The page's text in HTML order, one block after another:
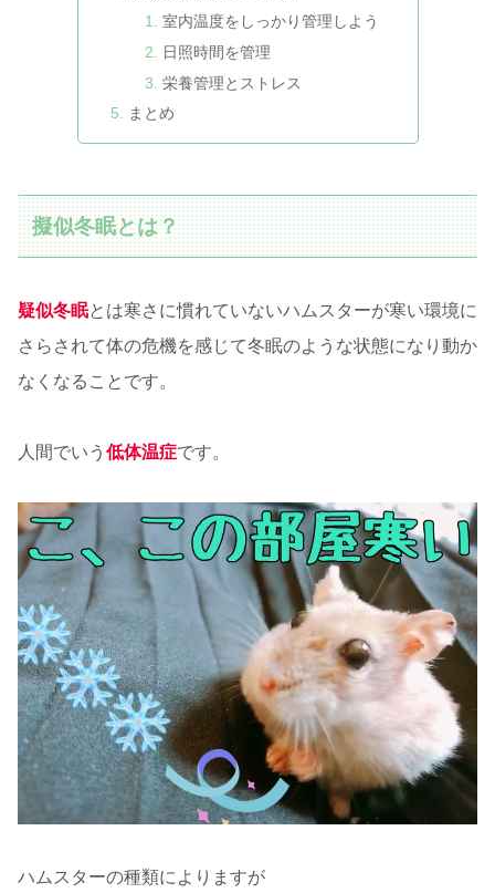
室内温度をしっかり管理しよう
日照時間を管理
栄養管理とストレス
まとめ
擬似冬眠とは？
疑似冬眠とは寒さに慣れていないハムスターが寒い環境に
さらされて体の危機を感じて冬眠のような状態になり動か
なくなることです。
人間でいう 低体温症です。
ハムスターの種類によりますが